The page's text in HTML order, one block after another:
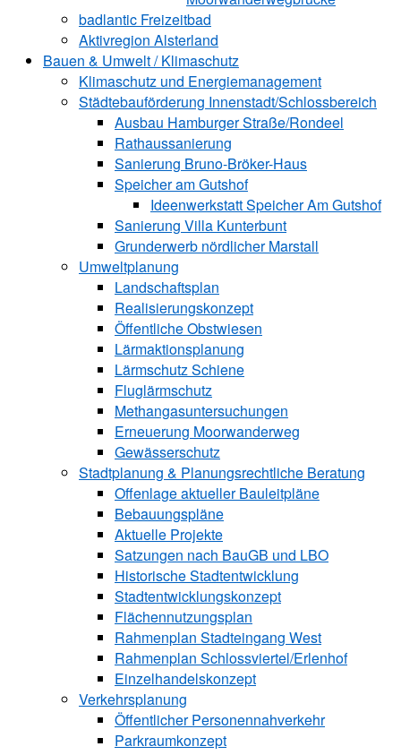
badlantic Freizeitbad
Aktivregion Alsterland
Bauen & Umwelt / Klimaschutz
­Klimaschutz und ­­Energiemanagement
Städtebauförderung Innenstadt/Schlossbereich
Ausbau Hamburger Straße/Rondeel
Rathaussanierung
Sanierung Bruno-Bröker-Haus
Speicher am Gutshof
Ideenwerkstatt Speicher Am Gutshof
Sanierung Villa Kunterbunt
Grunderwerb nördlicher Marstall
Umweltplanung
Landschaftsplan
Realisierungskonzept
Öffentliche Obstwiesen
Lärmaktionsplanung
Lärmschutz Schiene
Fluglärmschutz
Methangasuntersuchungen
Erneuerung Moorwanderweg
Gewässerschutz
Stadtplanung & Planungsrechtliche Beratung
Offenlage aktueller Bauleitpläne
Bebauungspläne
Aktuelle Projekte
Satzungen ­nach BauGB und LBO
Historische Stadtentwicklung
Stadtentwicklungskonzept
Flächennutzungsplan
Rahmenplan Stadteingang West
Rahmenplan Schlossviertel/Erlenhof
Einzelhandelskonzept
Verkehrsplanung
Öffentlicher Personennahverkehr
Parkraumkonzept